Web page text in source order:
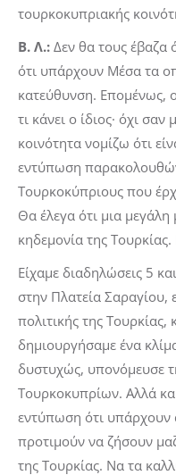
τουρκοκυπριακής
Β. Λ.: Δεν θα τους έβαζα
ότι υπάρχουν Μέσα τα
κατεύθυνση. Επομένως,
τι κάνει ο ίδιος· όχι
κοινότητα νομίζω ότι
εντύπωση
Τουρκοκύπριους που
Θα έλεγα ότι μια μεγάλη
κηδεμονία της
Είχαμε διαδηλώσεις 5
στην Πλατεία Σαραγίου,
πολιτικής της
δημιουργήσαμε ένα
δυστυχώς, υπονόμευσε
Τουρκοκυπρίων. Αλλά
εντύπωση ότι
προτιμούν να ζήσουν
της Τουρκίας. Να τα